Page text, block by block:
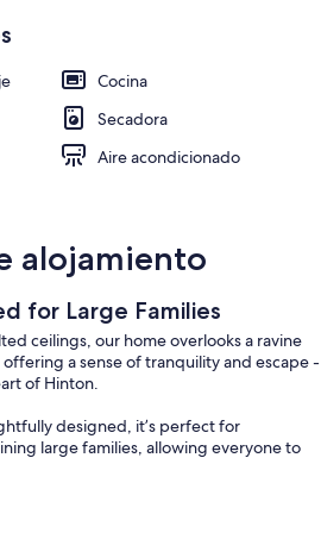
Cocina
Secadora
Aire acondicionado
alojamiento
for Large Families
ceilings, our home overlooks a ravine
a sense of tranquility and escape -
of Hinton.
designed, it’s perfect for
large families, allowing everyone to